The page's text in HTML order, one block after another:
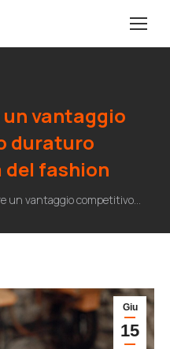
vantaggio
duraturo
del fashion
un vantaggio competitivo…
Giu
15